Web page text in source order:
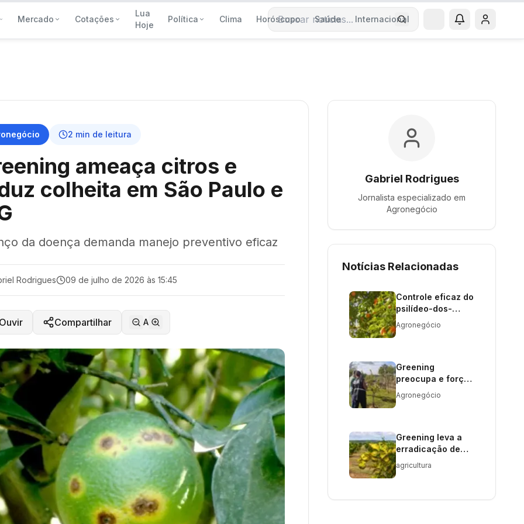
Mercado Cotações
Lua
Hoje
Política Clima Horóscopo Saúde Internacional
Buscar notícias
2 min de leitura
ameaça citros e
colheita em São Paulo e
da doença demanda manejo preventivo eficaz
Rodrigues 09 de julho de 2026 às 15:45
Compartilhar A
Gabriel Rodrigues
Jornalista especializado em
Agronegócio
Notícias Relacionadas
Controle eficaz do
psilídeo-dos-
citros pode
reduzir greening
Agronegócio
Greening
preocupa e força-
tarefa age no RS
com erradicação
Agronegócio
Greening leva a
erradicação de
201 plantas
cítricas no RS
agricultura